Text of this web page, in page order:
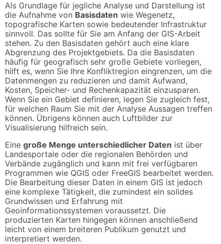
Als Grundlage für jegliche Analyse und Darstellung ist
die Aufnahme von Basisdaten wie Wegenetz,
topografische Karten sowie bedeutender Infrastruktur
sinnvoll. Das sollte für Sie am Anfang der GIS-Arbeit
stehen. Zu den Basisdaten gehört auch eine klare
Abgrenzung des Projektgebiets. Da die Basisdaten
häufig für geografisch sehr große Gebiete vorliegen,
hilft es, wenn Sie Ihre Konfliktregion eingrenzen, um die
Datenmengen zu reduzieren und damit Aufwand,
Kosten, Speicher- und Rechenkapazität einzusparen.
Wenn Sie ein Gebiet definieren, legen Sie zugleich fest,
für welchen Raum Sie mit der Analyse Aussagen treffen
können. Übrigens können auch Luftbilder zur
Visualisierung hilfreich sein.
Eine große Menge unterschiedlicher Daten ist über
Landesportale oder die regionalen Behörden und
Verbände zugänglich und kann mit frei verfügbaren
Programmen wie QGIS oder FreeGIS bearbeitet werden.
Die Bearbeitung dieser Daten in einem GIS ist jedoch
eine komplexe Tätigkeit, die zumindest ein solides
Grundwissen und Erfahrung mit
Geoinformationssystemen voraussetzt. Die
produzierten Karten hingegen können anschließend
leicht von einem breiteren Publikum genutzt und
interpretiert werden.